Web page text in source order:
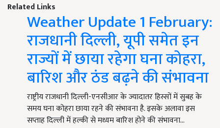
Related Links
Weather Update 1 February:
राजधानी दिल्ली, यूपी समेत इन
राज्यों में छाया रहेगा घना कोहरा,
बारिश और ठंड बढ़ने की संभावना
राष्ट्रीय राजधानी दिल्ली-एनसीआर के ज्यादातर हिस्सों में सुबह के
समय घना कोहरा छाया रहने की संभावना है. इसके अलावा इस
सप्ताह दिल्ली में हल्की से मध्यम बारिश होने की संभावना…